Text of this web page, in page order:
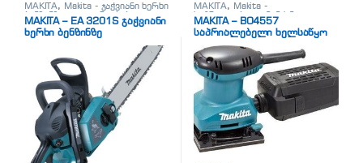
MAKITA, Makita - ჯაჭვიანი ხერხი
ბენზინზე
ელ. დრუჟბები
MAKITA – EA 3201S ჯაჭვიანი
ხერხი ბენზინზე
MAKITA, Makita -
საპრიალებელი მანქანა
(სველი),სხვადასხვა
MAKITA – BO4557
საპრიალებელი ხელსაწყო